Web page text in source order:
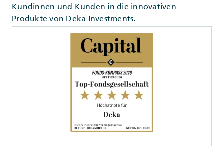
Kundinnen und Kunden in die innovativen
Produkte von Deka Investments.